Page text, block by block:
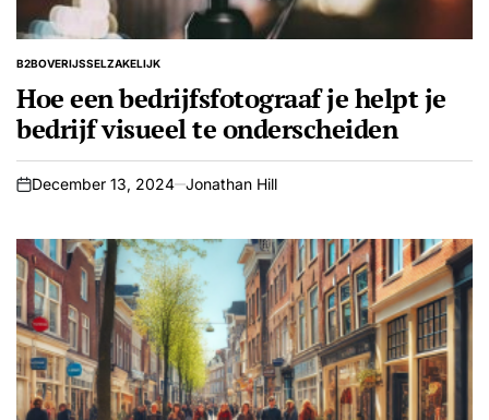
POSTED
B2BOVERIJSSELZAKELIJK
Hoe een bedrijfsfotograaf je helpt je
bedrijf visueel te onderscheiden
on
December 13, 2024 Jonathan Hill